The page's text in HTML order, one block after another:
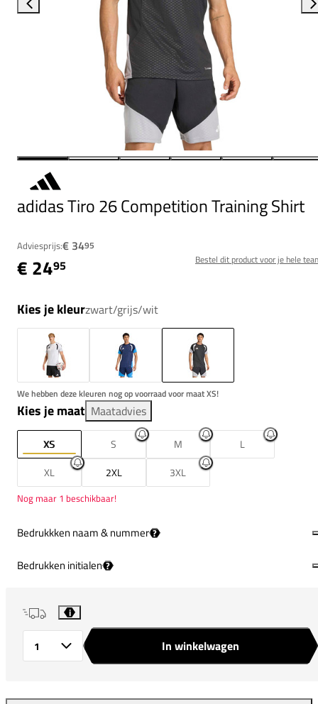
adidas Tiro 26 Competition Training Shirt
Adviesprijs:€ 3495
€ 2495 Bestel dit product voor je hele
Kies je kleurzwart/grijs/wit
We hebben deze kleuren nog op voorraad voor maat XS!
Kies je maat Maatadvies
XS S M
L
XL
2XL 3XL
Nog maar 1 beschikbaar!
Bedrukkken naam & nummer ?
Bedrukken initialen ?
i
In winkelwagen